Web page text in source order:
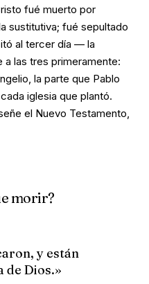
fué muerto por
sustitutiva; fué sepultado
al tercer día — la
a las tres primeramente:
la parte que Pablo
iglesia que plantó.
el Nuevo Testamento,
morir?
y están
de Dios.»